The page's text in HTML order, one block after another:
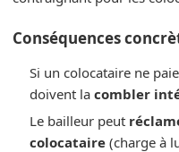
Conséquences
Si un colocataire ne
doivent la combler
Le bailleur peut
colocataire(charge à